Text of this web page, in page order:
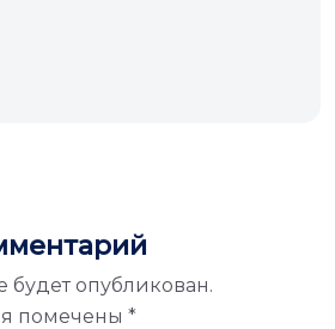
будет опубликован.
помечены *